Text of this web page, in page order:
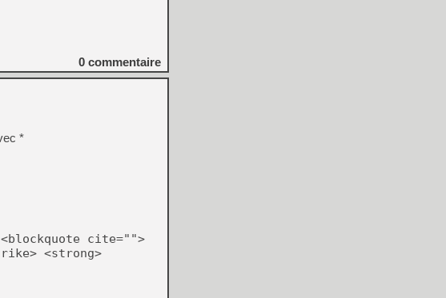
0 commentaire
*
cite="">
<strong>